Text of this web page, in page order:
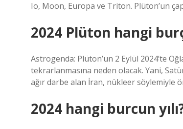
Io, Moon, Europa ve Triton. Plüton’un
2024 Plüton hangi
Astrogenda: Plüton’un 2 Eylül 2024’te
tekrarlanmasına neden olacak. Yani,
ağır darbe alan İran, nükleer söylemiyle
2024 hangi burcun